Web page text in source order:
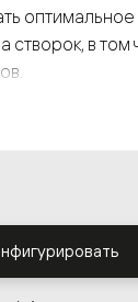
створок, в том
из стекла с
варьировать